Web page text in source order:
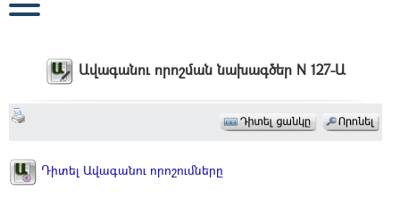
Ավագանու որոշման նախագծեր N 127-Ա
Դիտել Ավագանու որոշումները